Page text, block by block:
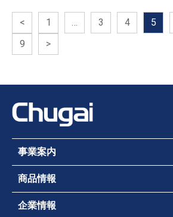
< 1 3 4 5
9
>
事業案内
商品情報
企業情報